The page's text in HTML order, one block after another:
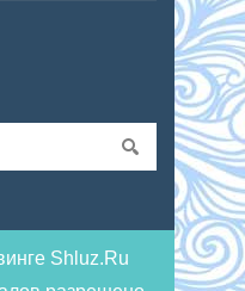
Shluz.Ru